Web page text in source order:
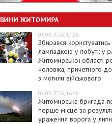
ЖИТОМИРА
06.08.2026, 17:28
Збирався
лампадкою у побуті: у
Житомирської області
чоловіка, причетного
з могили військового
06.08.2026, 16:48
Житомирська бригада
перше місце за
ураження ворога у